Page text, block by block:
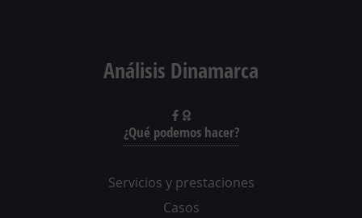
Análisis Dinamarca
¿Qué podemos hacer?
Servicios y prestaciones
Casos